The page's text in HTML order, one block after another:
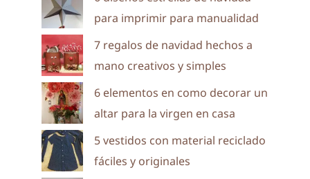
para imprimir para manualidad
7 regalos de navidad hechos a
mano creativos y simples
6 elementos en como decorar un
altar para la virgen en casa
5 vestidos con material reciclado
fáciles y originales